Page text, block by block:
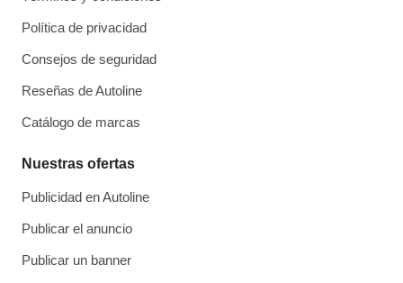
Política de privacidad
Consejos de seguridad
Reseñas de Autoline
Catálogo de marcas
Nuestras ofertas
Publicidad en Autoline
Publicar el anuncio
Publicar un banner